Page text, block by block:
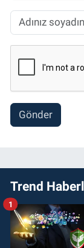
Gönder
Trend
1